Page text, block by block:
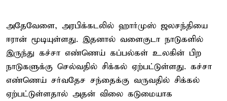
அதேவேளை, அரபிக்கடலில் ஹார்முஸ் ஜலசந்தியை
ஈரான் மூடியுள்ளது. இதனால் வளைகுடா நாடுகளில்
இருந்து கச்சா எண்ணெய் கப்பல்கள் உலகின் பிற
நாடுகளுக்கு செல்வதில் சிக்கல் ஏற்பட்டுள்ளது. கச்சா
எண்ணெய் சர்வதேச சந்தைக்கு வருவதில் சிக்கல்
ஏற்பட்டுள்ளதால் அதன் விலை கடுமையாக